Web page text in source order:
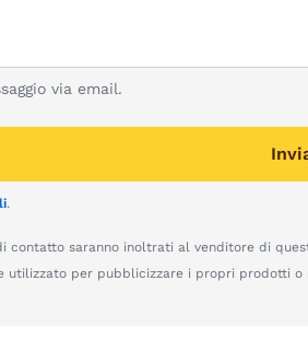
via email.
.
contatto saranno inoltrati al venditore di
utilizzato per pubblicizzare i propri prodotti o